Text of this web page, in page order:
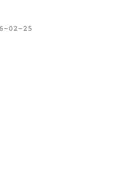
02-25